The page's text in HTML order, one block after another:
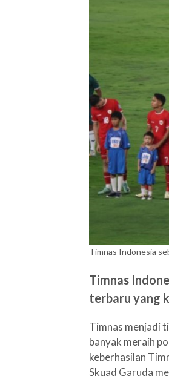
Timnas Indonesia
Timnas
terbaru yang
Timnas menjadi
banyak meraih
keberhasilan
Skuad Garuda